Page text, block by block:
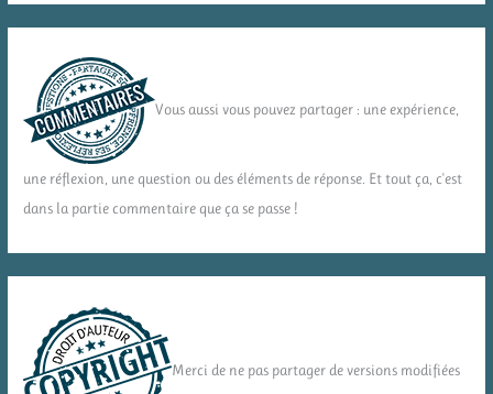
Vous aussi vous pouvez partager : une expérience,
une réflexion, une question ou des éléments de réponse. Et tout ça, c'est
dans la partie commentaire que ça se passe !
Merci de ne pas partager de versions modifiées